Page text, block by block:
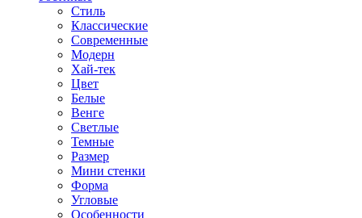
Стиль
Классические
Современные
Модерн
Хай-тек
Цвет
Белые
Венге
Светлые
Темные
Размер
Мини стенки
Форма
Угловые
Особенности